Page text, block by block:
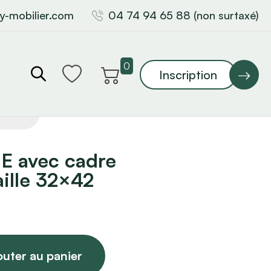
mobilier.com 04 74 94 65 88 (non surtaxé)
0
Inscription
avec cadre
32×42
au panier